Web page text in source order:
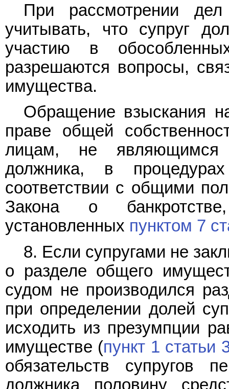
При рассмотрении
учитывать, что супруг
участию в
разрешаются вопросы,
имущества.
Обращение взыскания
праве общей
лицам, не являющимся
должника, в
соответствии с общими
Закона о
установленных пунктом 7
8. Если супругами не
о разделе общего
судом не производился
при определении долей
исходить из презумпции
имуществе (пункт 1 статьи
обязательств супругов
должника половину